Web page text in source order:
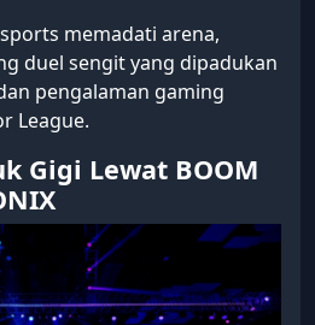
memadati arena,
duel sengit yang dipadukan
pengalaman gaming
League.
Gigi Lewat BOOM